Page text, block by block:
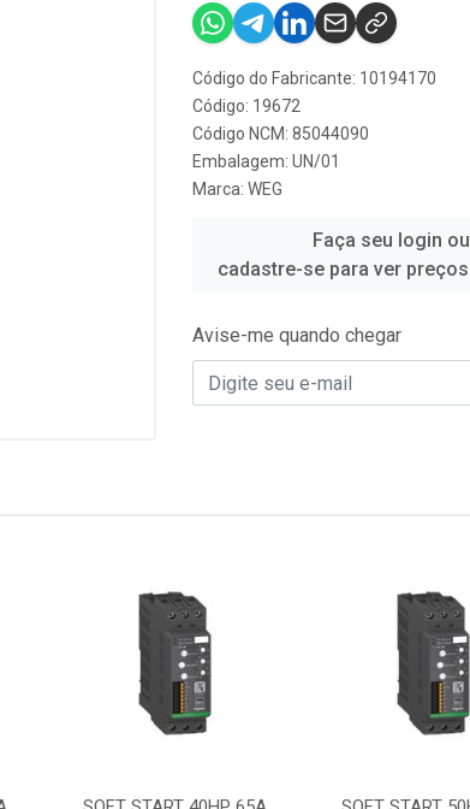
Código do Fabricante: 10194170
Código: 19672
Código NCM: 85044090
Embalagem: UN/01
Marca: WEG
Faça seu login ou
cadastre-se para ver
Avise-me quando chegar